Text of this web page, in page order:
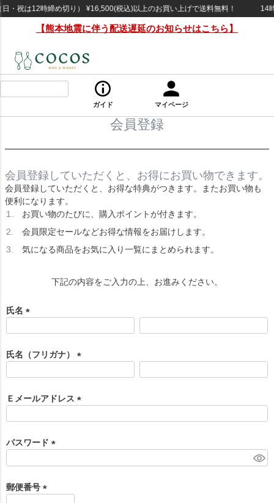
・祝は12時締め切り） ¥16,500(税込)以上のお買い上げで送料無料！ 14
【熊本地震に伴う配送遅延のお知らせはこちら】
ガイド マイページ
会員登録
会員登録していただくと、お得にお買い物できます。
会員登録していただくと、お得な特典がつきます。またお買い物も
便利になります。
お買い物のたびに、購入ポイントが付きます。
会員限定セールなどお得な情報をお届けします。
気になる商品をお気に入り一覧にまとめられます。
下記の内容をご入力の上、お進みください。
氏名
須
)
氏名（フリガナ）
須
)
Ｅメールアドレス
)
パスワード
)
郵便番号